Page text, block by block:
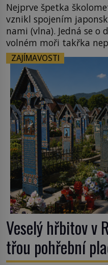
Nejprve špetka
vznikl spojením
nami (vlna). Jedná se
volném moři takřka
vlnová délka tsunami i
na volném moři je
podobné obří vlny
tsunami si […]
ZAJÍMAVOSTI
Veselý hřbitov v
třou pohřební